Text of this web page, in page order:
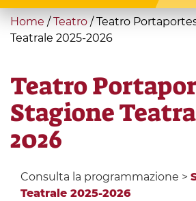
You
are
Home / Teatro /Teatro
Teatrale 2025-2026
Teatro
Stagione
2026
Consulta la programmazione >
Teatrale 2025-2026